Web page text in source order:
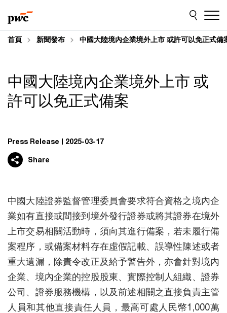
to
content
to
footer
首頁 新聞發布 中國大陸境內企業境外上市 或許可以免正式備
中國大陸境內企業境外上市 或
許可以免正式備案
Press Release 2025-03-17
Share
中國大陸證券監督管理委員會要求符合資格之境內企
業如有直接或間接到境外發行證券或將其證券在境外
上市交易相關活動時，須向其進行備案，若未履行備
案程序，或備案材料存在虛假記載、誤導性陳述或者
重大遺漏，除責令改正及給予警告外，亦會針對境內
企業、境內企業的控股股東、實際控制人組織、證券
公司、證券服務機構，以及前述相關之直接負責主管
人員和其他直接責任人員，最高可處人民幣1,000萬